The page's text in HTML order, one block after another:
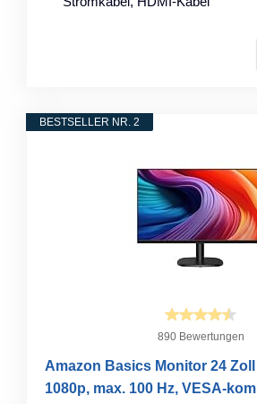
BESTSELLER NR. 2
890 Bewertungen
Amazon Basics Monitor 24 Zoll
1080p, max. 100 Hz, VESA-